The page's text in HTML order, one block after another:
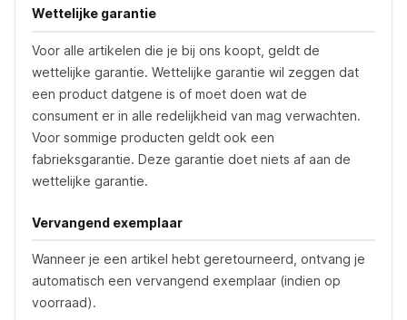
Wettelijke garantie
Voor alle artikelen die je bij ons koopt, geldt de
wettelijke garantie. Wettelijke garantie wil zeggen dat
een product datgene is of moet doen wat de
consument er in alle redelijkheid van mag verwachten.
Voor sommige producten geldt ook een
fabrieksgarantie. Deze garantie doet niets af aan de
wettelijke garantie.
Vervangend exemplaar
Wanneer je een artikel hebt geretourneerd, ontvang je
automatisch een vervangend exemplaar (indien op
voorraad).